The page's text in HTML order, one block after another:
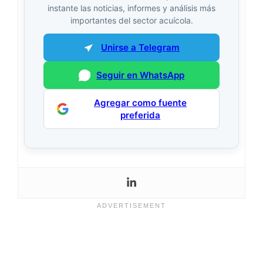
instante las noticias, informes y análisis más
importantes del sector acuícola.
Unirse a Telegram
Seguir en WhatsApp
Agregar como fuente
preferida